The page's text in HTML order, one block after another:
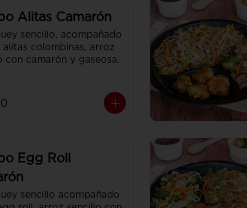
Alitas Camarón
sencillo, acompañado
alitas colombinas, arroz
con camarón y gaseosa.
Egg Roll
sencillo acompañado